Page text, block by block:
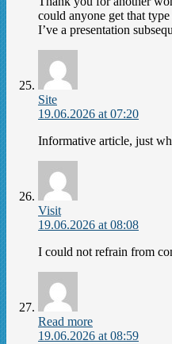
could anyone get that
I’ve a presentation
Site
19.06.2026 at 07:20
Informative article, just
Visit
19.06.2026 at 08:08
I could not refrain from
Read more
19.06.2026 at 08:59